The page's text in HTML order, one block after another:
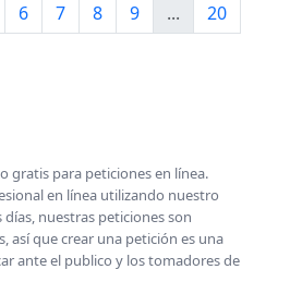
6 7 8 9 ...
20
gratis para peticiones en línea.
en línea utilizando nuestro
nuestras peticiones son
así que crear una petición es una
ante el publico y los tomadores de